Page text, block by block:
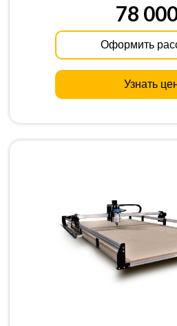
78
Оформить
Узнать